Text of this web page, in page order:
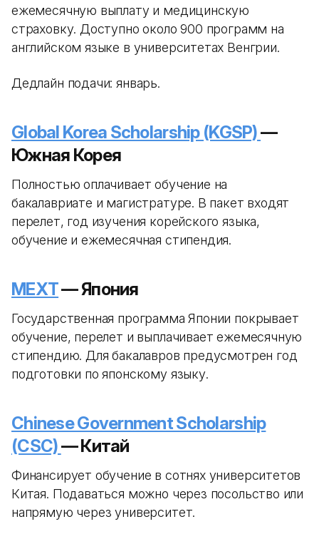
ежемесячную выплату и медицинскую
страховку. Доступно около 900 программ на
английском языке в университетах Венгрии.
Дедлайн подачи: январь.
Global Korea Scholarship (KGSP)—
Южная Корея
Полностью оплачивает обучение на
бакалавриате и магистратуре. В пакет входят
перелет, год изучения корейского языка,
обучение и ежемесячная стипендия.
MEXT— Япония
Государственная программа Японии покрывает
обучение, перелет и выплачивает ежемесячную
стипендию. Для бакалавров предусмотрен год
подготовки по японскому языку.
Chinese Government Scholarship
(CSC)— Китай
Финансирует обучение в сотнях университетов
Китая. Подаваться можно через посольство или
напрямую через университет.